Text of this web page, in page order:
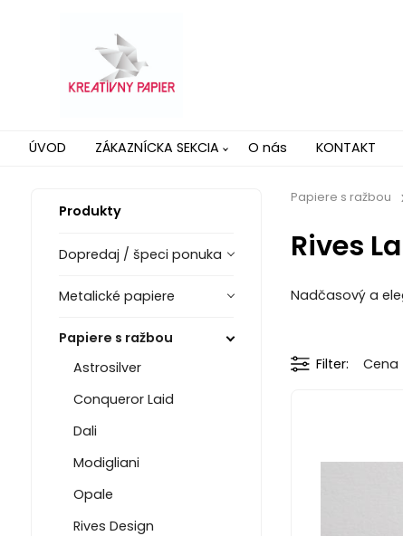
ÚVOD ZÁKAZNÍCKA SEKCIA O nás KONTAKT
Produkty
Dopredaj / špeci ponuka
Metalické papiere
Papiere s ražbou
Astrosilver
Conqueror Laid
Dali
Modigliani
Opale
Rives Design
Papiere s ražbou
Rives
Nadčasový a
Filter Cena